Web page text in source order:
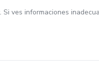
ves informaciones